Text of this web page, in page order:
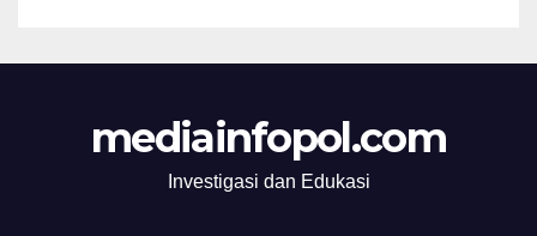
mediainfopol.com
Investigasi dan Edukasi